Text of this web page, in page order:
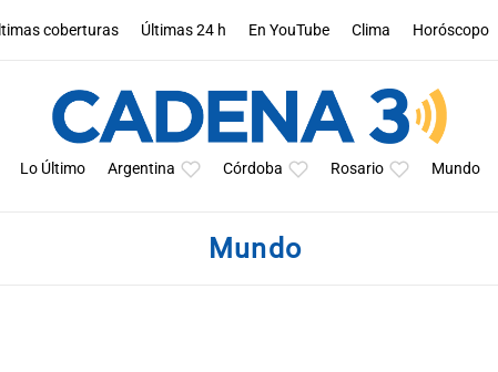
coberturas Últimas 24 h En YouTube Clima Horóscopo
Lo Último Argentina Córdoba Rosario Mundo
Mundo